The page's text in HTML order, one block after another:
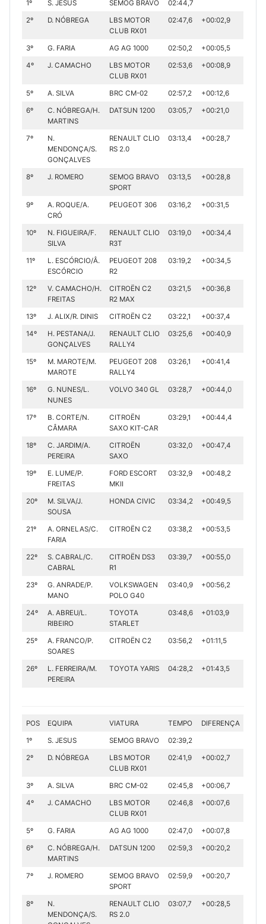
1º S. JESUS SEMOG BRAVO 02:44,7
2º D. NÓBREGA
LBS MOTOR
CLUB RX01
02:47,6 +00:02,9
3º G. FARIA AG AG 1000 02:50,2 +00:05,5
4º J. CAMACHO
LBS MOTOR
CLUB RX01
02:53,6 +00:08,9
5º A. SILVA BRC CM-02 02:57,2 +00:12,6
6º
C. NÓBREGA/H.
MARTINS
DATSUN 1200 03:05,7 +00:21,0
7º
N.
MENDONÇA/S.
GONÇALVES
RENAULT CLIO
RS 2.0
03:13,4 +00:28,7
8º J. ROMERO
SEMOG BRAVO
SPORT
03:13,5 +00:28,8
9º
A. ROQUE/A.
CRÓ
PEUGEOT 306 03:16,2 +00:31,5
10º
N. FIGUEIRA/F.
SILVA
RENAULT CLIO
R3T
03:19,0 +00:34,4
11º
L. ESCÓRCIO/Â.
ESCÓRCIO
PEUGEOT 208
R2
03:19,2 +00:34,5
12º
V. CAMACHO/H.
FREITAS
CITROËN C2
R2 MAX
03:21,5 +00:36,8
13º J. ALIX/R. DINIS CITROËN C2 03:22,1 +00:37,4
14º
H. PESTANA/J.
GONÇALVES
RENAULT CLIO
RALLY4
03:25,6 +00:40,9
15º
M. MAROTE/M.
MAROTE
PEUGEOT 208
RALLY4
03:26,1 +00:41,4
16º
G. NUNES/L.
NUNES
VOLVO 340 GL 03:28,7 +00:44,0
17º
B. CORTE/N.
CÂMARA
CITROËN
SAXO KIT-CAR
03:29,1 +00:44,4
18º
C. JARDIM/A.
PEREIRA
CITROËN
SAXO
03:32,0 +00:47,4
19º
E. LUME/P.
FREITAS
FORD ESCORT
MKII
03:32,9 +00:48,2
20º
M. SILVA/J.
SOUSA
HONDA CIVIC 03:34,2 +00:49,5
21º
A. ORNELAS/C.
FARIA
CITROËN C2 03:38,2 +00:53,5
22º
S. CABRAL/C.
CABRAL
CITROËN DS3
R1
03:39,7 +00:55,0
23º
G. ANRADE/P.
MANO
VOLKSWAGEN
POLO G40
03:40,9 +00:56,2
24º
A. ABREU/L.
RIBEIRO
TOYOTA
STARLET
03:48,6 +01:03,9
25º
A. FRANCO/P.
SOARES
CITROËN C2 03:56,2 +01:11,5
26º
L. FERREIRA/M.
PEREIRA
TOYOTA YARIS 04:28,2 +01:43,5
POS EQUIPA VIATURA TEMPO DIFERENÇA
1º S. JESUS SEMOG BRAVO 02:39,2
2º D. NÓBREGA
LBS MOTOR
CLUB RX01
02:41,9 +00:02,7
3º A. SILVA BRC CM-02 02:45,8 +00:06,7
4º J. CAMACHO
LBS MOTOR
CLUB RX01
02:46,8 +00:07,6
5º G. FARIA AG AG 1000 02:47,0 +00:07,8
6º
C. NÓBREGA/H.
MARTINS
DATSUN 1200 02:59,3 +00:20,2
7º J. ROMERO
SEMOG BRAVO
SPORT
02:59,9 +00:20,7
8º
N.
MENDONÇA/S.
RENAULT CLIO
RS 2.0
03:07,7 +00:28,5